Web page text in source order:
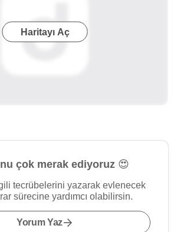
Haritayı Aç
çok merak ediyoruz 😍
tecrübelerini yazarak evlenecek
sürecine yardımcı olabilirsin.
Yorum Yaz